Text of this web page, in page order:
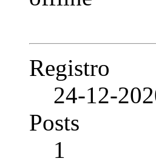
Registro
24-12-
Posts
1